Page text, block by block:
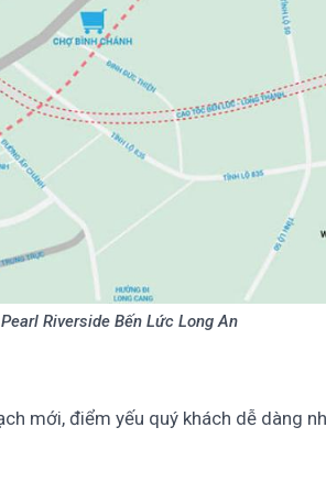
Riverside Bến Lức Long An
mới, điểm yếu quý khách dễ dàng